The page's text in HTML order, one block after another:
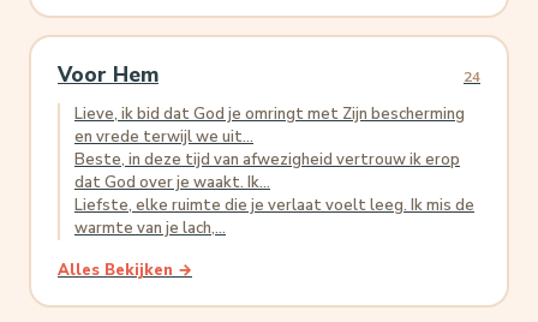
Voor Hem 24
Lieve, ik bid dat God je omringt met Zijn bescherming
en vrede terwijl we uit...
Beste, in deze tijd van afwezigheid vertrouw ik erop
dat God over je waakt. Ik...
Liefste, elke ruimte die je verlaat voelt leeg. Ik mis de
warmte van je lach,...
Alles Bekijken →